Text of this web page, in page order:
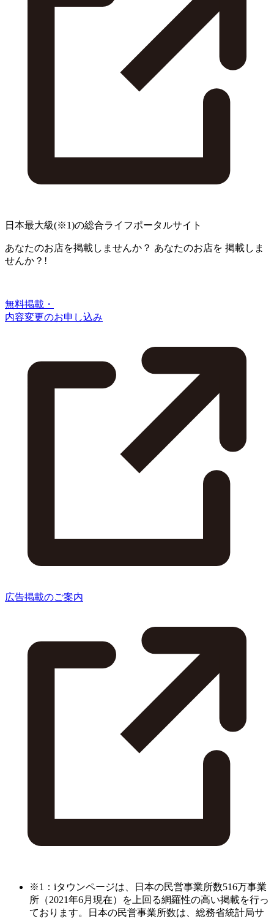
日本最大級(※1)の総合ライフポータルサイト
あなたのお店を掲載しませんか？ あなたのお店を 掲載しま
せんか？!
無料掲載・
内容変更のお申し込み
広告掲載のご案内
※1：iタウンページは、日本の民営事業所数516万事業
所（2021年6月現在）を上回る網羅性の高い掲載を行っ
ております。日本の民営事業所数は、総務省統計局サ